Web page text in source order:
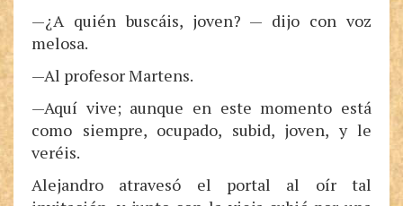
—¿A quién buscáis, joven? — dijo con voz
melosa.
—Al profesor Martens.
—Aquí vive; aunque en este momento está
como siempre, ocupado, subid, joven, y le
veréis.
Alejandro atravesó el portal al oír tal